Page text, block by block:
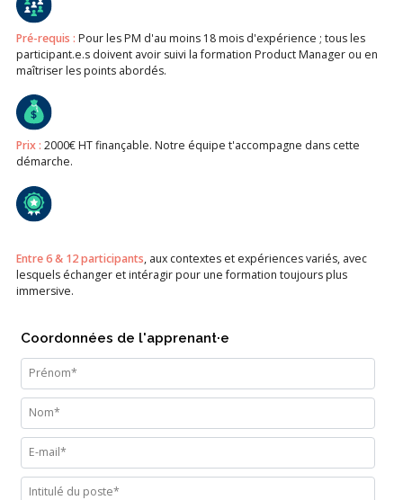
Pré-requis : Pour les PM d'au moins 18 mois d'expérience ; tous les
participant.e.s doivent avoir suivi la formation Product Manager ou en
maîtriser les points abordés.
Prix : 2000€ HT finançable. Notre équipe t'accompagne dans cette
démarche.
Entre 6 & 12 participants, aux contextes et expériences variés, avec
lesquels échanger et intéragir pour une formation toujours plus
immersive.
Coordonnées de l'apprenant·e